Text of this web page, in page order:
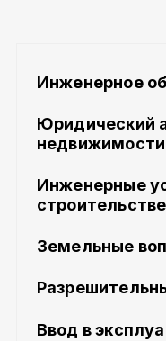
Инженерное
Юридический
недвижимости
Инженерные
строительстве
Земельные
Ввод в